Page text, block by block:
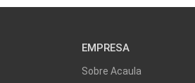
EMPRESA
Sobre Acaula